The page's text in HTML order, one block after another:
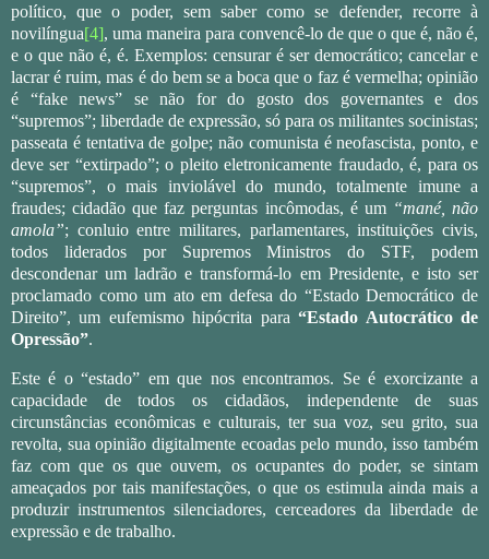
político, que o poder, sem saber como se defender, recorre à
novilíngua[4], uma maneira para convencê-lo de que o que é, não é,
e o que não é, é. Exemplos: censurar é ser democrático; cancelar e
lacrar é ruim, mas é do bem se a boca que o faz é vermelha; opinião
é “fake news” se não for do gosto dos governantes e dos
“supremos”; liberdade de expressão, só para os militantes socinistas;
passeata é tentativa de golpe; não comunista é neofascista, ponto, e
deve ser “extirpado”; o pleito eletronicamente fraudado, é, para os
“supremos”, o mais inviolável do mundo, totalmente imune a
fraudes; cidadão que faz perguntas incômodas, é um “mané, não
amola”; conluio entre militares, parlamentares, instituições civis,
todos liderados por Supremos Ministros do STF, podem
descondenar um ladrão e transformá-lo em Presidente, e isto ser
proclamado como um ato em defesa do “Estado Democrático de
Direito”, um eufemismo hipócrita para“Estado Autocrático de
Opressão”.
Este é o “estado” em que nos encontramos. Se é exorcizante a
capacidade de todos os cidadãos, independente de suas
circunstâncias econômicas e culturais, ter sua voz, seu grito, sua
revolta, sua opinião digitalmente ecoadas pelo mundo, isso também
faz com que os que ouvem, os ocupantes do poder, se sintam
ameaçados por tais manifestações, o que os estimula ainda mais a
produzir instrumentos silenciadores, cerceadores da liberdade de
expressão e de trabalho.